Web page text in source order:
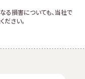
る損害についても、当社で
さい。